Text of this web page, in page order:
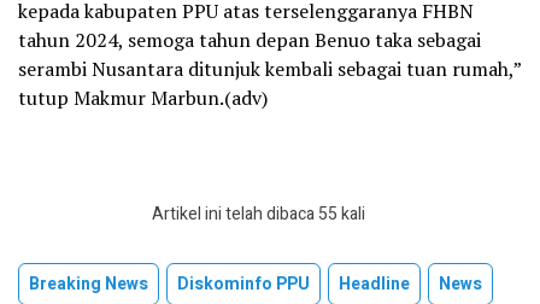
kepada kabupaten PPU atas terselenggaranya FHBN
tahun 2024, semoga tahun depan Benuo taka sebagai
serambi Nusantara ditunjuk kembali sebagai tuan rumah,”
tutup Makmur Marbun.(adv)
Artikel ini telah dibaca 55 kali
Breaking News Diskominfo PPU Headline
News